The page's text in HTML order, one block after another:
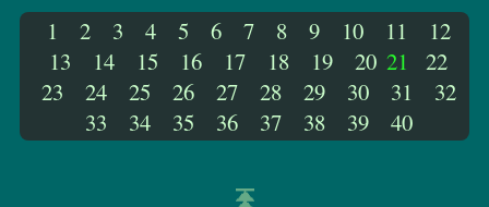
1 2 3 4 5 6 7 8 9 10 11
12
13
14 15 16 17 18 19 20 21
22
23
24 25 26 27 28 29 30 31
32
33
34 35 36 37 38 39 40